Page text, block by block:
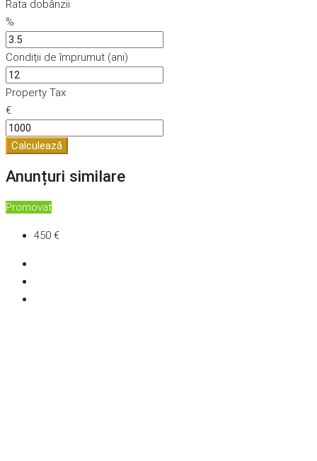
Rata dobânzii
%
Condiții de împrumut (ani)
Property Tax
€
Calculează
Anunțuri similare
Promovat
450 €